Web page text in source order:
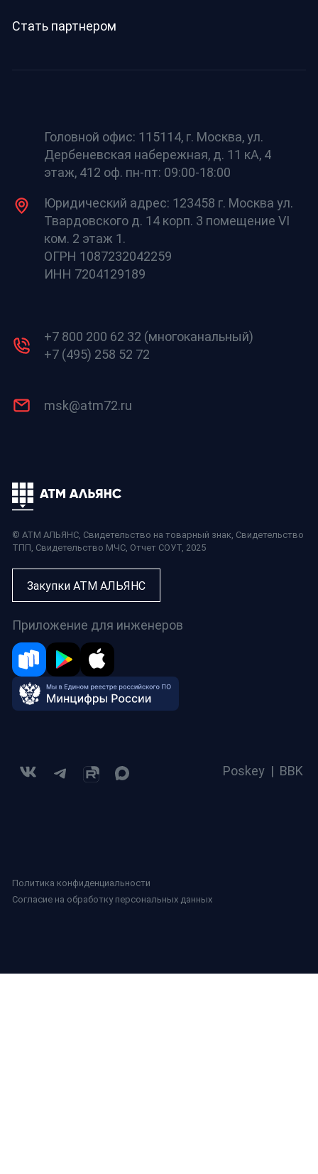
Стать партнером
Головной офис: 115114, г. Москва, ул.
Дербеневская набережная, д. 11 кА, 4
этаж, 412 оф. пн-пт: 09:00-18:00
Юридический адрес: 123458 г. Москва ул.
Твардовского д. 14 корп. 3 помещение VI
ком. 2 этаж 1.
ОГРН 1087232042259
ИНН 7204129189
+7 800 200 62 32 (многоканальный)
+7 (495) 258 52 72
msk@atm72.ru
© АТМ АЛЬЯНС, Свидетельство на товарный знак, Свидетельство
ТПП, Свидетельство МЧС, Отчет СОУТ, 2025
Закупки АТМ АЛЬЯНС
Приложение для инженеров
Poskey | BBK
Политика конфиденциальности
Согласие на обработку персональных данных